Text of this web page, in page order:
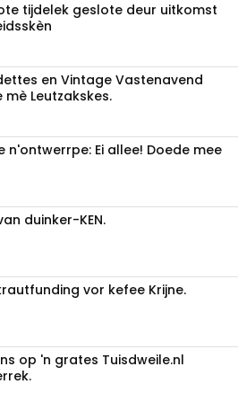
tijdelek geslote deur uitkomst
en Vintage Vastenavend
mè Leutzakskes.
n'ontwerrpe: Ei allee! Doede mee
duinker-KEN.
vor kefee Krijne.
op 'n grates Tuisdweile.nl